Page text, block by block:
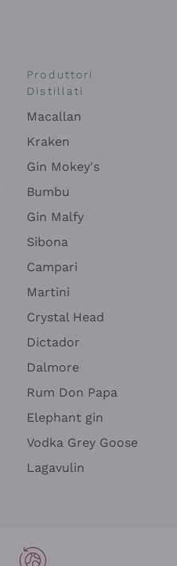
Produttori
Distillati
Macallan
Kraken
Gin Mokey's
Bumbu
Gin Malfy
Sibona
Campari
Martini
Crystal Head
Dictador
Dalmore
Rum Don Papa
Elephant gin
Vodka Grey Goose
Lagavulin